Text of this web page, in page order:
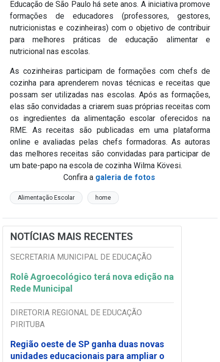
Educação de São Paulo há sete anos. A iniciativa promove
formações de educadores (professores, gestores,
nutricionistas e cozinheiras) com o objetivo de contribuir
para melhores práticas de educação alimentar e
nutricional nas escolas.
As cozinheiras participam de formações com chefs de
cozinha para aprenderem novas técnicas e receitas que
possam ser utilizadas nas escolas. Após as formações,
elas são convidadas a criarem suas próprias receitas com
os ingredientes da alimentação escolar oferecidos na
RME. As receitas são publicadas em uma plataforma
online e avaliadas pelas chefs formadoras. As autoras
das melhores receitas são convidadas para participar de
um bate-papo na escola de cozinha Wilma Kövesi.
Confira a galeria de fotos
Alimentação Escolar home
NOTÍCIAS MAIS RECENTES
SECRETARIA MUNICIPAL DE EDUCAÇÃO
Rolê Agroecológico terá nova edição na
Rede Municipal
DIRETORIA REGIONAL DE EDUCAÇÃO
PIRITUBA
Região oeste de SP ganha duas novas
unidades educacionais para ampliar o